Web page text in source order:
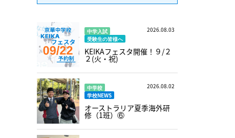
中学入試
受験生の皆様へ
2026.08.03
KEIKAフェスタ開催！９/２
２(火・祝)
中学校
学校NEWS
2026.08.02
オーストラリア夏季海外研
修（1班）⑥